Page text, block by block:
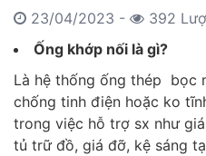
23/04/2023 -
392
Ống khớp nối là gì?
Là hệ thống ống thép bọc
chống tinh điện hoặc ko
trong việc hỗ trợ sx như
tủ trữ đồ, giá đỡ, kệ sáng